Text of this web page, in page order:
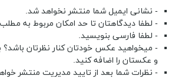
- نشانی ایمیل شما منتشر نخواهد شد.
- لطفا دیدگاهتان تا حد امکان مربوط به
- لطفا فارسی بنویسید.
- میخواهید عکس خودتان کنار نظرتان باشد؟
و عکستان را اضافه کنید.
- نظرات شما بعد از تایید مدیریت منتشر